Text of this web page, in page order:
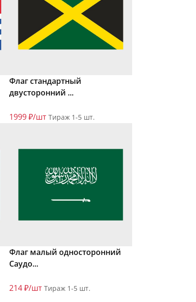
Флаг стандартный
двусторонний ...
1999 ₽/шт Тираж 1-5 шт.
Флаг малый односторонний
Саудо...
214 ₽/шт Тираж 1-5 шт.